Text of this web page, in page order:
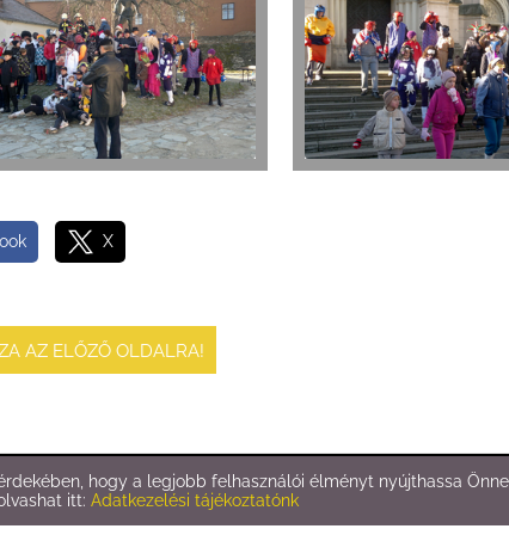
X
AZ ELŐZŐ OLDALRA!
Oldal információklAdatkezelési tájékoztató l
hogy a legjobb felhasználói élményt nyújthassa
itt: Adatkezelési tájékoztatónk